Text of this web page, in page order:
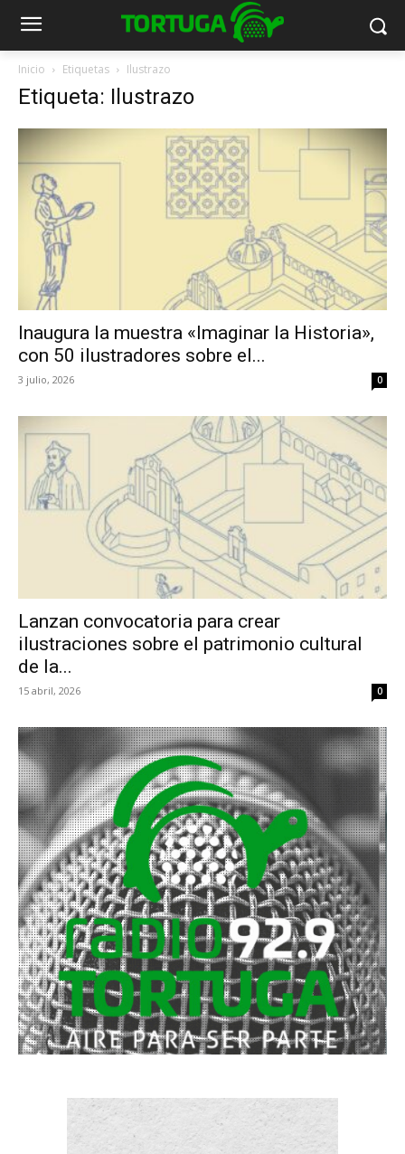
Inicio Etiquetas Ilustrazo
Etiqueta: Ilustrazo
Inaugura la muestra «Imaginar la Historia»,
con 50 ilustradores sobre el...
3 julio, 2026 0
Lanzan convocatoria para crear
ilustraciones sobre el patrimonio cultural
de la...
15 abril, 2026 0